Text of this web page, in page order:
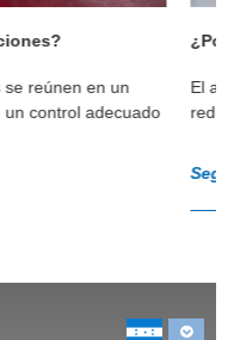
los objetos, su peso se
aire húmedo, es al revés.